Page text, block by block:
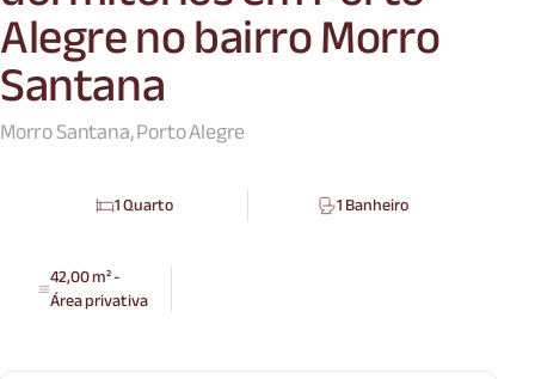
Alegre no bairro Morro
Santana
Morro Santana, Porto Alegre
1 Quarto 1 Banheiro
42,00 m² -
Área privativa